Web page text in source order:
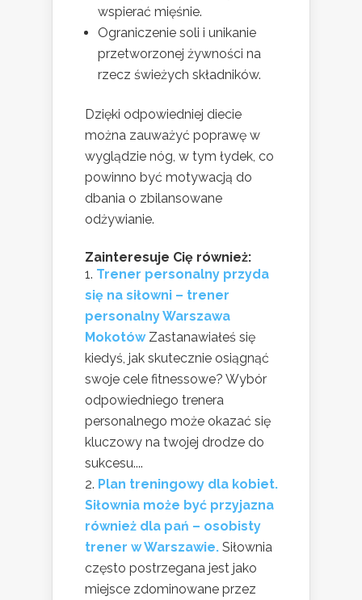
wspierać mięśnie.
Ograniczenie soli i unikanie
przetworzonej żywności na
rzecz świeżych składników.
Dzięki odpowiedniej diecie
można zauważyć poprawę w
wyglądzie nóg, w tym łydek, co
powinno być motywacją do
dbania o zbilansowane
odżywianie.
Zainteresuje Cię również:
Trener personalny przyda
się na siłowni – trener
personalny Warszawa
Mokotów Zastanawiałeś się
kiedyś, jak skutecznie osiągnąć
swoje cele fitnessowe? Wybór
odpowiedniego trenera
personalnego może okazać się
kluczowy na twojej drodze do
sukcesu....
Plan treningowy dla kobiet.
Siłownia może być przyjazna
również dla pań – osobisty
trener w Warszawie. Siłownia
często postrzegana jest jako
miejsce zdominowane przez